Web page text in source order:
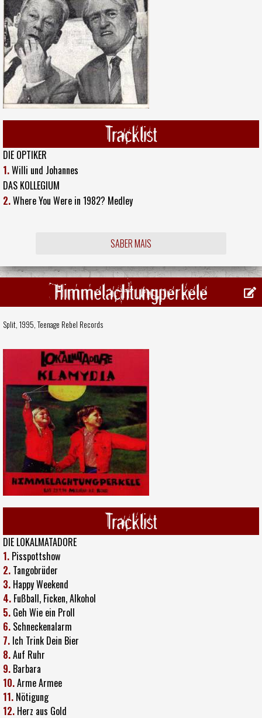
Tracklist
DIE OPTIKER
1.Willi und Johannes
DAS KOLLEGIUM
2.Where You Were in 1982? Medley
SABER MAIS
Himmelachtungperkele
Split, 1995, Teenage Rebel Records
Tracklist
DIE LOKALMATADORE
1. Pisspottshow
2. Tangobrüder
3. Happy Weekend
4. Fußball, Ficken, Alkohol
5. Geh Wie ein Proll
6. Schneckenalarm
7. Ich Trink Dein Bier
8.Auf Ruhr
9. Barbara
10.Arme Armee
11. Nötigung
12. Herz aus Gold